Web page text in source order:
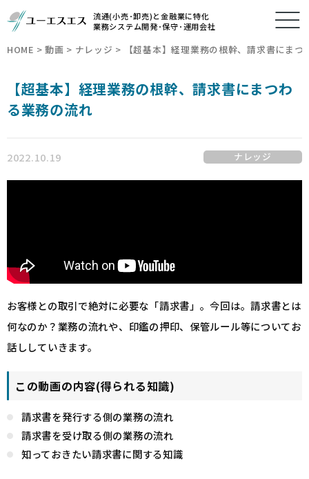
流通(小売･卸売)と金融業に特化
業務システム開発･保守･運用会社
HOME >動画 > ナレッジ > 【超基本】経理業務の根幹、請求書にまつ
【超基本】経理業務の根幹、請求書にまつわ
る業務の流れ
2022.10.19 ナレッジ
お客様との取引で絶対に必要な「請求書」。今回は。請求書とは
何なのか？業務の流れや、印鑑の押印、保管ルール等についてお
話ししていきます。
この動画の内容(得られる知識)
請求書を発行する側の業務の流れ
請求書を受け取る側の業務の流れ
知っておきたい請求書に関する知識